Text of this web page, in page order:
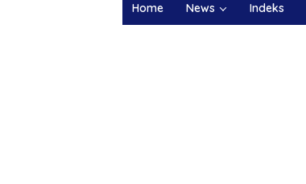
Home News Indeks